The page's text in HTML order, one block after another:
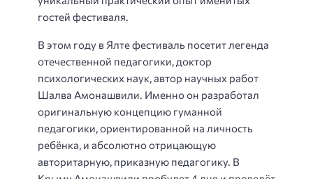
гостей фестиваля.
В этом году в Ялте фестиваль посетит легенда
отечественной педагогики, доктор
психологических наук, автор научных работ
Шалва Амонашвили. Именно он разработал
оригинальную концепцию гуманной
педагогики, ориентированной на личность
ребёнка, и абсолютно отрицающую
авторитарную, приказную педагогику. В